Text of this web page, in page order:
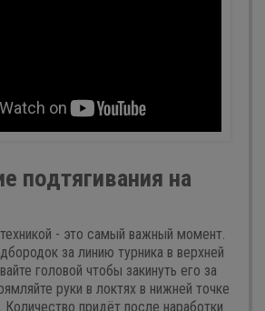
подтягивания на
- это самый важный момент.
за линию турника в верхней
головой чтобы закинуть его за
руки в локтях в нижней точке
Количество придёт после наработки